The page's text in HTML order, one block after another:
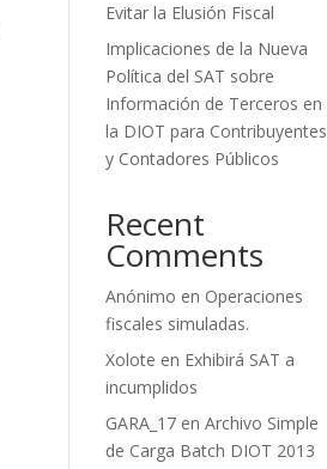
Evitar la Elusión Fiscal
Implicaciones de la Nueva
Política del SAT sobre
Información de Terceros en
la DIOT para Contribuyentes
y Contadores Públicos
Recent
Comments
Anónimo en Operaciones
fiscales simuladas.
Xolote en Exhibirá SAT a
incumplidos
GARA_17 enArchivo Simple
de Carga Batch DIOT 2013